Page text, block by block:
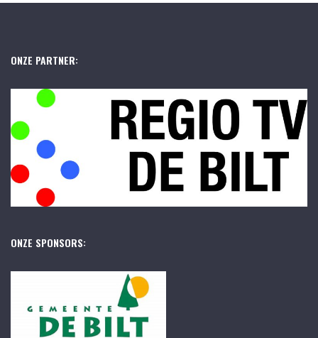
ONZE PARTNER:
ONZE SPONSORS: